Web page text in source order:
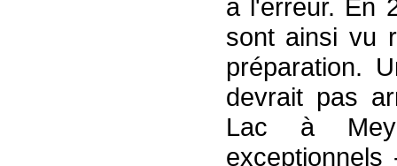
à l'erreur. En
sont ainsi vu
préparation.
devrait pas
Lac à